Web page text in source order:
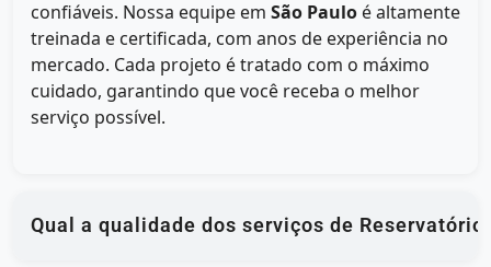
confiáveis. Nossa equipe em São Paulo é altamente
treinada e certificada, com anos de experiência no
mercado. Cada projeto é tratado com o máximo
cuidado, garantindo que você receba o melhor
serviço possível.
Qual a qualidade dos serviços de